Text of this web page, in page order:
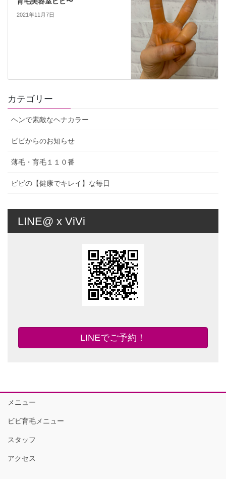
2021年11月7日
カテゴリー
ヘンで素敵なヘナカラー
ビビからのお知らせ
薄毛・育毛１１０番
ビビの【健康でキレイ】な毎日
LINE@ x ViVi
LINEでご予約！
メニュー
ビビ育毛メニュー
スタッフ
アクセス